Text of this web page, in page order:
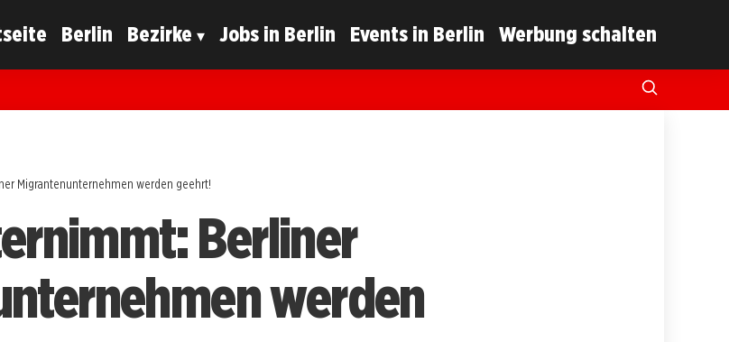
Berlin Bezirke Jobs in Berlin Events in Berlin Werbung schalten
Migrantenunternehmen werden geehrt!
Berliner
werden